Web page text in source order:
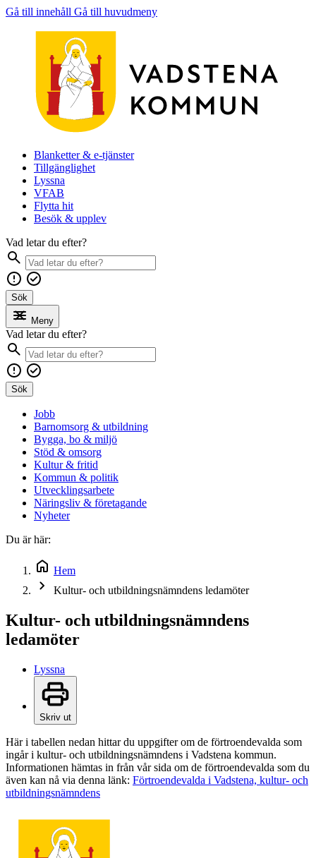
Gå till innehåll Gå till huvudmeny
Blanketter & e-tjänster
Tillgänglighet
Lyssna
VFAB
Flytta hit
Besök & upplev
Vad letar du efter?
Sök
Meny
Vad letar du efter?
Sök
Jobb
Barnomsorg & utbildning
Bygga, bo & miljö
Stöd & omsorg
Kultur & fritid
Kommun & politik
Utvecklingsarbete
Näringsliv & företagande
Nyheter
Du är här:
Hem
Kultur- och utbildningsnämndens ledamöter
Kultur- och utbildningsnämndens
ledamöter
Lyssna
Skriv ut
Här i tabellen nedan hittar du uppgifter om de förtroendevalda som
ingår i kultur- och utbildningsnämndens i Vadstena kommun.
Informationen hämtas in från vår sida om de förtroendevalda som du
även kan nå via denna länk: Förtroendevalda i Vadstena, kultur- och
utbildningsnämndens